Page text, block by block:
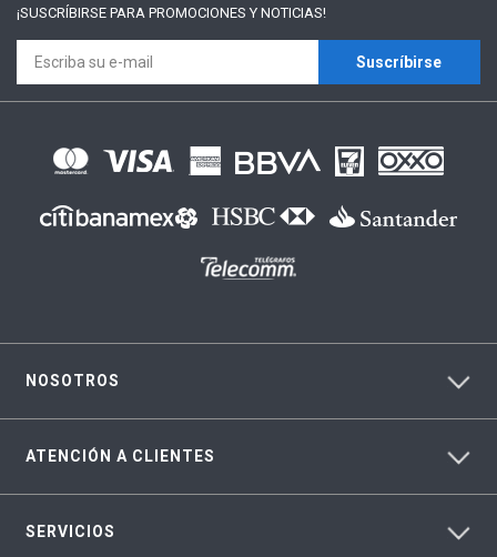
¡SUSCRÍBIRSE PARA PROMOCIONES Y NOTICIAS!
Suscríbirse
NOSOTROS
ATENCIÓN A CLIENTES
SERVICIOS